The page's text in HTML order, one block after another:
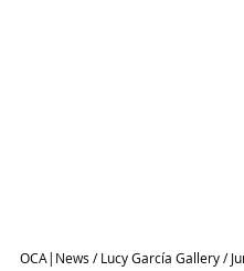
OCA|News / Lucy García Gallery /